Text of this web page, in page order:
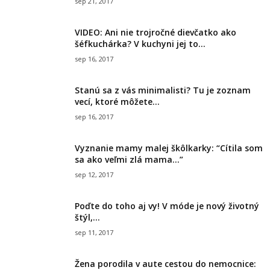
VIDEO: Ani nie trojročné dievčatko ako
šéfkuchárka? V kuchyni jej to...
sep 16, 2017
Stanú sa z vás minimalisti? Tu je zoznam
vecí, ktoré môžete...
sep 16, 2017
Vyznanie mamy malej škôlkarky: “Cítila som
sa ako veľmi zlá mama…”
sep 12, 2017
Poďte do toho aj vy! V móde je nový životný
štýl,...
sep 11, 2017
Žena porodila v aute cestou do nemocnice: